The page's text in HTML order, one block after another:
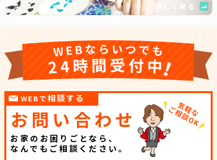
詳しく見る
WEBで相談する
お家のお困りごとなら、
なんでもご相談ください。
お問い合わせ